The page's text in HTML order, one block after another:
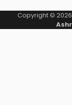
Copyright © 2026